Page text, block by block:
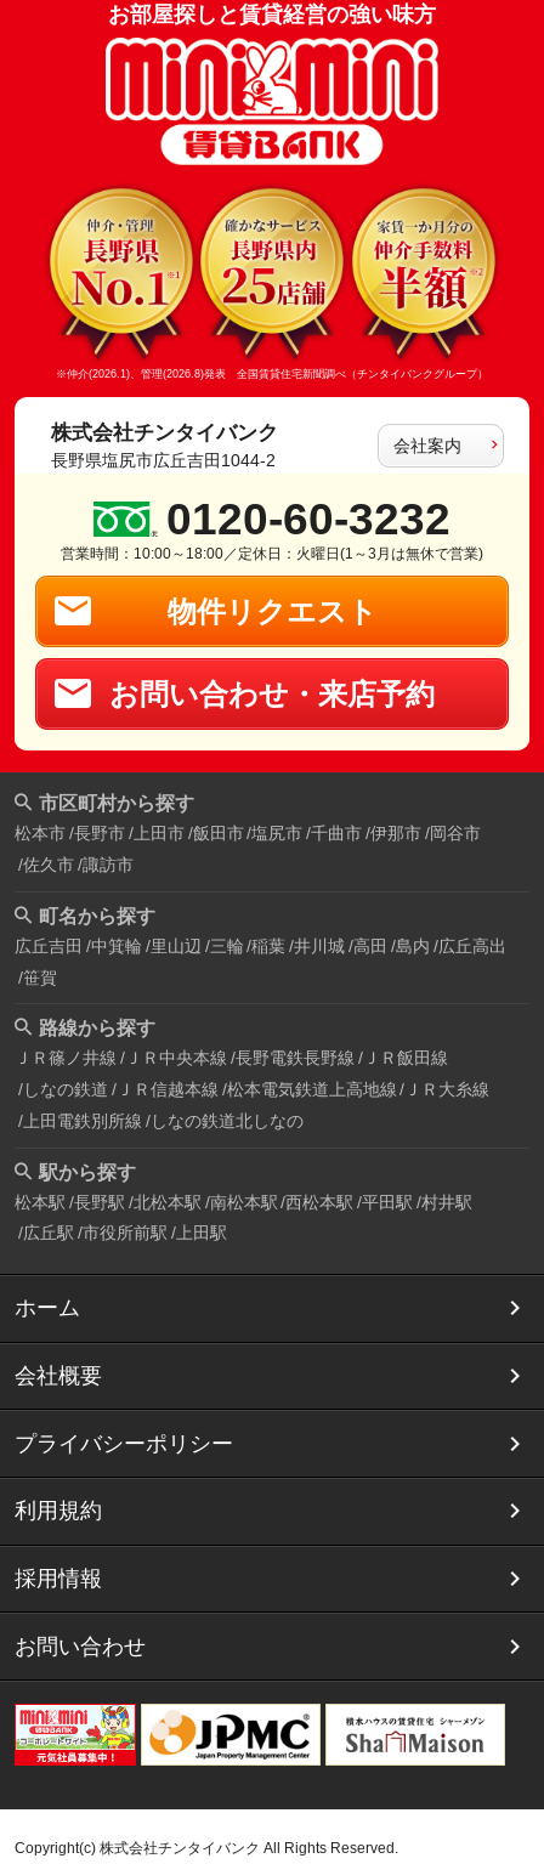
お部屋探しと賃貸経営の強い味方
※仲介(2026.1)、管理(2026.8)発表 全国賃貸住宅新聞調べ（チンタイバンクグループ）
株式会社チンタイバンク
長野県塩尻市広丘吉田1044-2
会社案内
0120-60-3232
営業時間：10:00～18:00／定休日：火曜日(1～3月は無休で営業)
物件リクエスト
お問い合わせ・来店予約
市区町村から探す
松本市 長野市 上田市 飯田市 塩尻市 千曲市 伊那市 岡谷市
佐久市 諏訪市
町名から探す
広丘吉田 中箕輪 里山辺 三輪 稲葉 井川城 高田 島内 広丘高出
笹賀
路線から探す
ＪＲ篠ノ井線 ＪＲ中央本線 長野電鉄長野線 ＪＲ飯田線
しなの鉄道 ＪＲ信越本線 松本電気鉄道上高地線
ＪＲ大糸線
上田電鉄別所線 しなの鉄道北しなの
駅から探す
松本駅 長野駅 北松本駅 南松本駅 西松本駅 平田駅 村井駅
広丘駅 市役所前駅 上田駅
ホーム
会社概要
プライバシーポリシー
利用規約
採用情報
お問い合わせ
Copyright(c) 株式会社チンタイバンク All Rights Reserved.